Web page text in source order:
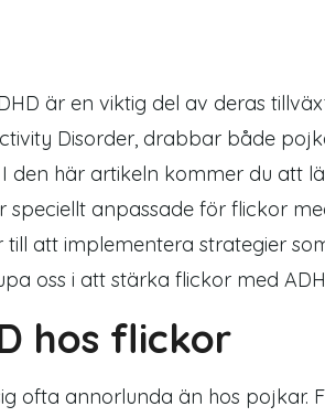
är en viktig del av deras
Disorder, drabbar både
den här artikeln kommer du att
anpassade för flickor
att implementera strategier
oss i att stärka flickor med
hos flickor
ofta annorlunda än hos pojkar.